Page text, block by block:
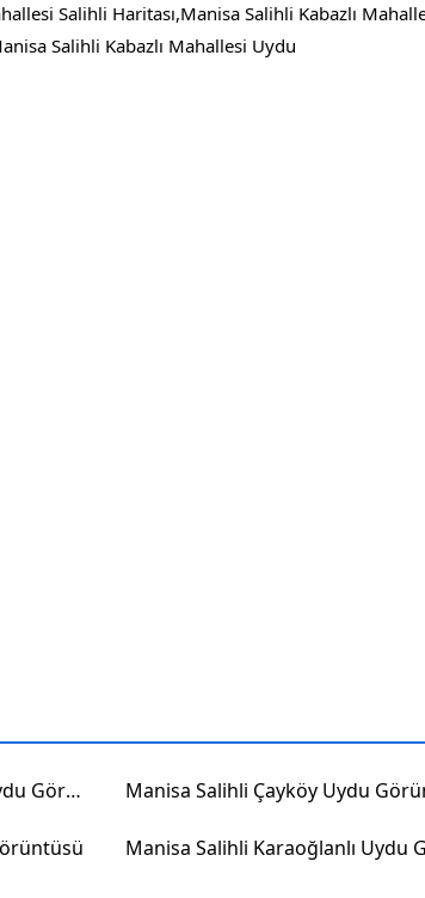
Salihli Haritası,Manisa Salihli Kabazlı
Salihli Kabazlı Mahallesi Uydu
Manisa Salihli Kocaçeşme Uydu Görüntüsü